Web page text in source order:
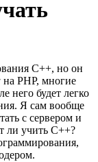
C++, но он
PHP, многие
него будет легко
Я сам вообще
с сервером и
ли учить C++?